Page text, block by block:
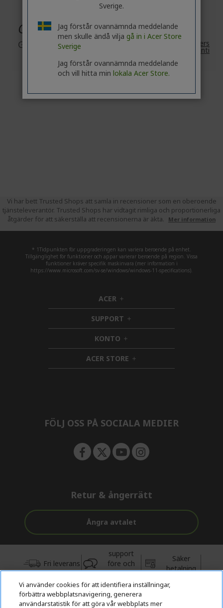
Garanti
Garanti Acers
standardgaranti
Vi har bett Trusted Shops att samla in recensioner som en oberoende
tjänsteleverantör. Trusted Shops har vidtagit rimliga och proportionerliga
åtgärder för att säkerställa att recensionerna är äkta.
Mer information
* 1Tidpunkten för uppgraderingen kan variera beroende på enhet.
Tillgänglighet för funktioner och appar varierar beroende på region. Vissa
funktioner kräver specifik maskinvara (mer information i
https://www.microsoft.com/sv-se/windows/windows-11-specifications).
ACER h
i
d
d
e
n
SUPPORT h
i
d
d
e
n
KONTO h
i
d
d
ACER STORE h
i
FÖLJ OSS PÅ SOCIALA MEDIER
Retur & ångerrätt
Ångra avtalet
Fri leverans
support
före och
efter köp
Säker
betalning
© 2026 Acer Inc.
Sverige.
Jag förstår ovannämnda meddelande
men skulle ändå vilja gå in i Acer Store
Sverige
Jag förstår ovannämnda meddelande
och vill hitta min lokala Acer Store.
Vi använder cookies för att identifiera inställningar,
förbättra webbplatsnavigering, generera
användarstatistik för att göra vår webbplats mer